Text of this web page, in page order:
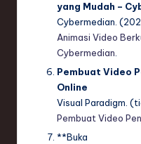
yang Mudah –
Cybermedian.
Animasi Video
Cybermedian
Pembuat Video
Online
Visual Paradigm.
Pembuat Video
**Buka